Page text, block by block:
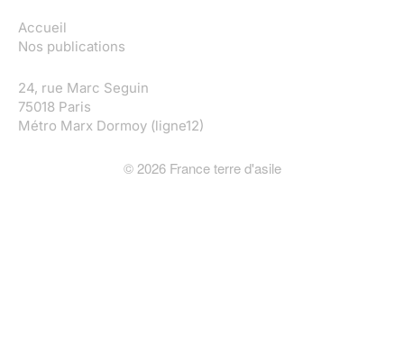
Accueil
Nos publications
24, rue Marc Seguin
75018 Paris
Métro Marx Dormoy (ligne12)
© 2026France terre d'asile